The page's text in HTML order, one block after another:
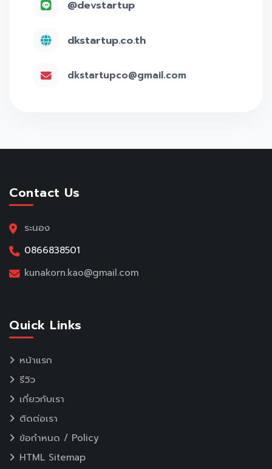
@devstartup
dkstartup.co.th
dkstartupco@gmail.com
Contact Us
ระนอง
0866838501
kunakorn.kao@gmail.com
Quick Links
หน้าแรก
รีวิว
เกี่ยวกับเรา
ติดต่อเรา
ข้อกำหนด / Policy
HTML Sitemap